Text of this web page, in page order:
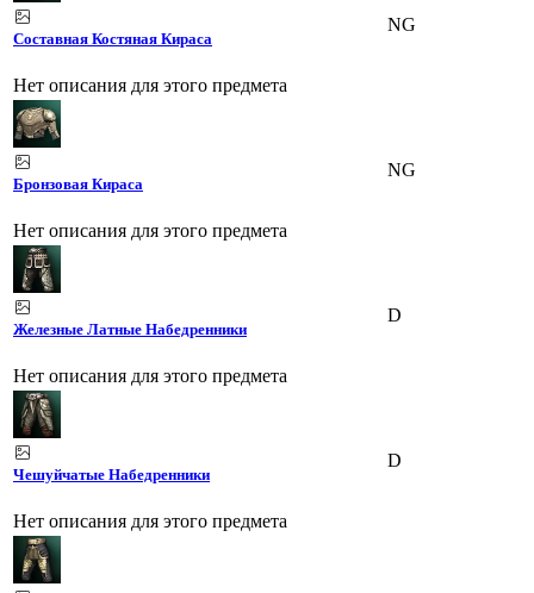
Составная Костяная Кираса
Нет описания для этого предмета
NG
Бронзовая Кираса
Нет описания для этого предмета
NG
Железные Латные Набедренники
Нет описания для этого предмета
D
Чешуйчатые Набедренники
Нет описания для этого предмета
D